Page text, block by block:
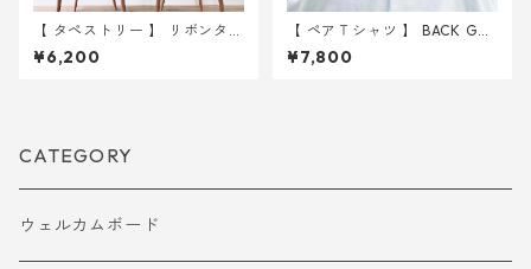
【 タペストリー 】 リボンタペ
ストリー 45 × 180cm お名前
入れ無し ｜ 結婚式 ウェディ
¥6,200
【 ペアＴシャツ 】 BACK GR
OOM & BRIDE Ｔシャツ ｜ 結
婚式 ウェディング
¥7,800
CATEGORY
ウェルカムボード